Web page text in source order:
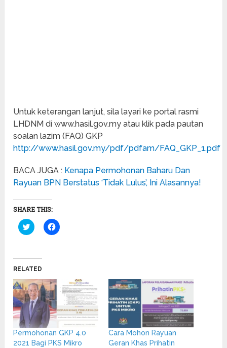
Untuk keterangan lanjut, sila layari ke portal rasmi
LHDNM di www.hasil.gov.my atau klik pada pautan
soalan lazim (FAQ) GKP
http://www.hasil.gov.my/pdf/pdfam/FAQ_GKP_1.pdf
BACA JUGA : Kenapa Permohonan Baharu Dan
Rayuan BPN Berstatus ‘Tidak Lulus’, Ini Alasannya!
SHARE THIS:
Click
to
(Opens
in
new
window)
Click
to
window)
RELATED
Permohonan GKP 4.0
2021 Bagi PKS Mikro
Cara Mohon Rayuan
Geran Khas Prihatin